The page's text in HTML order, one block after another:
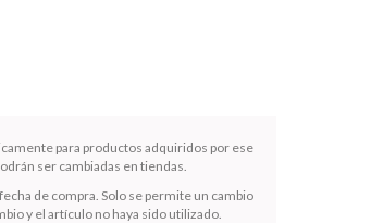
para productos adquiridos por ese
ser cambiadas en tiendas.
de compra. Solo se permite un cambio
y el artículo no haya sido utilizado.